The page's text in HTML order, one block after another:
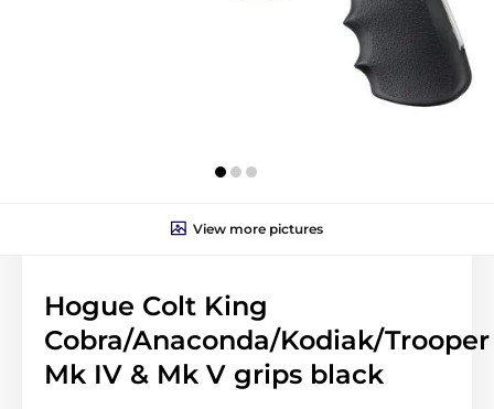
View more pictures
Hogue Colt King
Cobra/Anaconda/Kodiak/Trooper
Mk IV & Mk V grips black